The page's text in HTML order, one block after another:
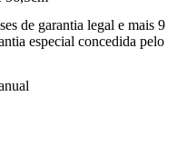
de garantia legal e mais 9
especial concedida pelo